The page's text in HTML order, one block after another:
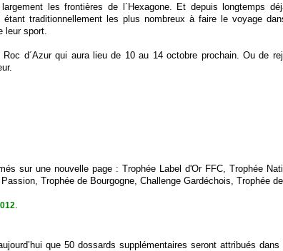
les frontières de l´Hexagone. Et depuis longtemps
traditionnellement les plus nombreux à faire le voyage
leur sport.
d´Azur qui aura lieu de 10 au 14 octobre prochain. Ou de
sur une nouvelle page : Trophée Label d'Or FFC, Trophée
Trophée de Bourgogne, Challenge Gardéchois, Trophée
.
que 50 dossards supplémentaires seront attribués dans